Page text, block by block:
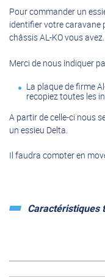
Pour commander un
identifier votre caravane
châssis AL-KO vous avez.
Merci de nous indiquer
La plaque de firme
recopiez toutes les
A partir de celle-ci nous
un essieu Delta.
Il faudra compter en
proposerons un devis
Caractéristiques